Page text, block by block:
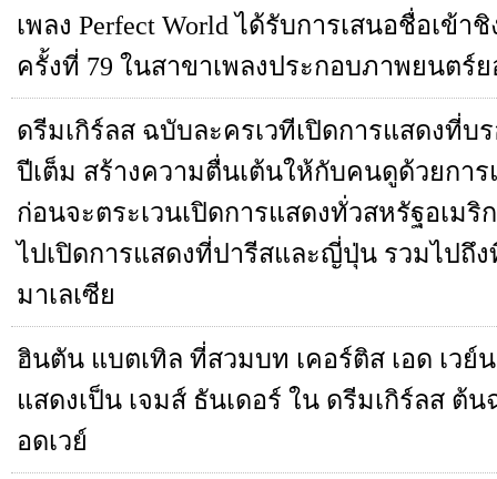
เพลง Perfect World ได้รับการเสนอชื่อเข้า
ครั้งที่ 79 ในสาขาเพลงประกอบภาพยนตร์
ดรีมเกิร์ลส ฉบับละครเวทีเปิดการแสดงที่บ
ปีเต็ม สร้างความตื่นเต้นให้กับคนดูด้วยการ
ก่อนจะตระเวนเปิดการแสดงทั่วสหรัฐอเมริ
ไปเปิดการแสดงที่ปารีสและญี่ปุ่น รวมไปถึง
มาเลเซีย
ฮินตัน แบตเทิล ที่สวมบท เคอร์ติส เอด เวย์
แสดงเป็น เจมส์ ธันเดอร์ ใน ดรีมเกิร์ลส ต้
อดเวย์